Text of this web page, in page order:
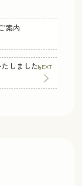
案内
しました。